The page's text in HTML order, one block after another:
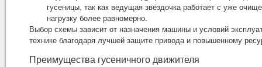
гусеницы, так как ведущая звёздочка работает с уже
нагрузку более равномерно.
Выбор схемы зависит от назначения машины и условий
технике благодаря лучшей защите привода и повышенному
Преимущества гусеничного движителя